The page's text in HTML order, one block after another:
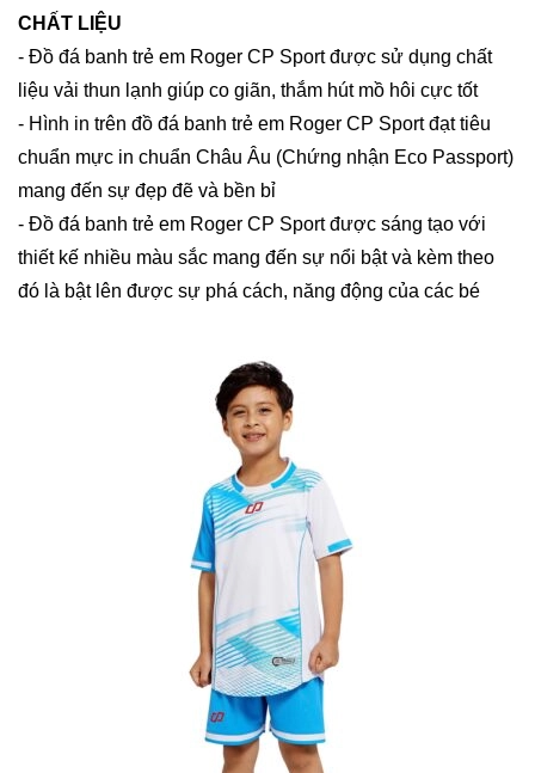
CHẤT LIỆU
- Đồ đá banh trẻ em Roger CP Sport được sử dụng chất
liệu vải thun lạnh giúp co giãn, thắm hút mồ hôi cực tốt
- Hình in trên đồ đá banh trẻ em Roger CP Sport đạt tiêu
chuẩn mực in chuẩn Châu Âu (Chứng nhận Eco Passport)
mang đến sự đẹp đẽ và bền bỉ
- Đồ đá banh trẻ em Roger CP Sport được sáng tạo với
thiết kế nhiều màu sắc mang đến sự nổi bật và kèm theo
đó là bật lên được sự phá cách, năng động của các bé